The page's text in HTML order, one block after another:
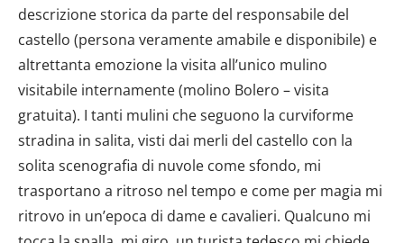
descrizione storica da parte del responsabile del
castello (persona veramente amabile e disponibile) e
altrettanta emozione la visita all’unico mulino
visitabile internamente (molino Bolero – visita
gratuita). I tanti mulini che seguono la curviforme
stradina in salita, visti dai merli del castello con la
solita scenografia di nuvole come sfondo, mi
trasportano a ritroso nel tempo e come per magia mi
ritrovo in un’epoca di dame e cavalieri. Qualcuno mi